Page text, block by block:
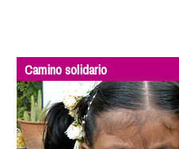
Camino solidario